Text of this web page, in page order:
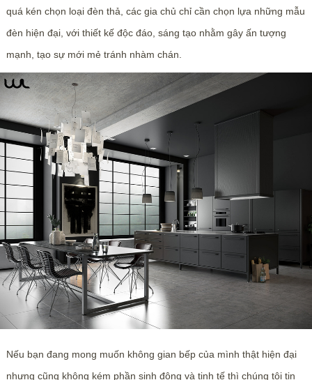
quá kén chọn loại đèn thả, các gia chủ chỉ cần chọn lựa những mẫu
đèn hiện đại, với thiết kế độc đáo, sáng tạo nhằm gây ấn tượng
mạnh, tạo sự mới mẻ tránh nhàm chán.
Nếu bạn đang mong muốn không gian bếp của mình thật hiện đại
nhưng cũng không kém phần sinh động và tinh tế thì chúng tôi tin